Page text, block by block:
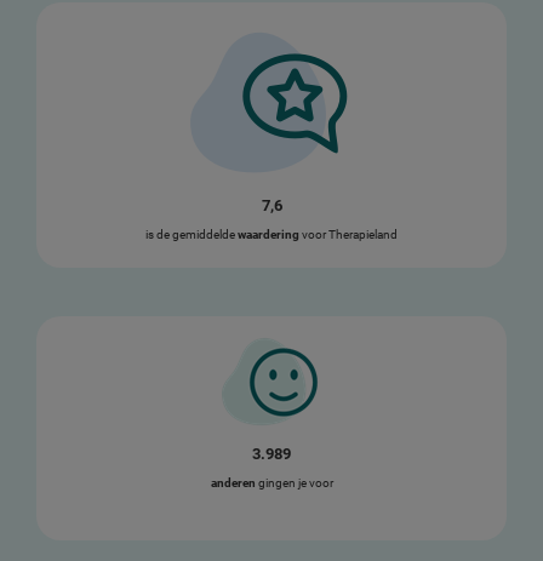
7,6
is de gemiddeldewaardering voor Therapieland
3.989
anderen gingen je voor